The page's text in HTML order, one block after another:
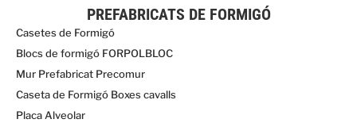
PREFABRICATS DE FORMIGÓ
Casetes de Formigó
Blocs de formigó FORPOLBLOC
Mur Prefabricat Precomur
Caseta de Formigó Boxes cavalls
Placa Alveolar